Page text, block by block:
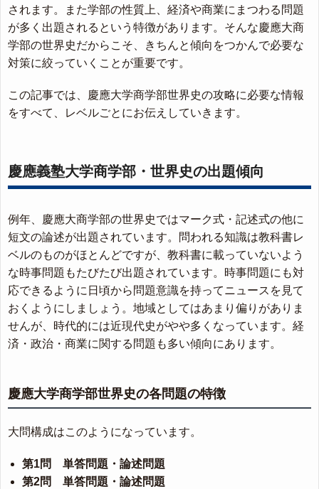
されます。また学部の性質上、経済や商業にまつわる問題
が多く出題されるという特徴があります。そんな慶應大商
学部の世界史だからこそ、きちんと傾向をつかんで必要な
対策に絞っていくことが重要です。
この記事では、慶應大学商学部世界史の攻略に必要な情報
をすべて、レベルごとにお伝えしていきます。
慶應義塾大学商学部・世界史の出題傾向
例年、慶應大商学部の世界史ではマーク式・記述式の他に
短文の論述が出題されています。問われる知識は教科書レ
ベルのものがほとんどですが、教科書に載っていないよう
な時事問題もたびたび出題されています。時事問題にも対
応できるように日頃から問題意識を持ってニュースを見て
おくようにしましょう。地域としてはあまり偏りがありま
せんが、時代的には近現代史がやや多くなっています。経
済・政治・商業に関する問題も多い傾向にあります。
慶應大学商学部世界史の各問題の特徴
大問構成はこのようになっています。
第1問 単答問題・論述問題
第2問 単答問題・論述問題